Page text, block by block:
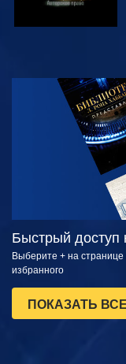
СМОТРЕТЬ
Быстрый
Выберите + на странице
избранного
ПОКАЗАТЬ